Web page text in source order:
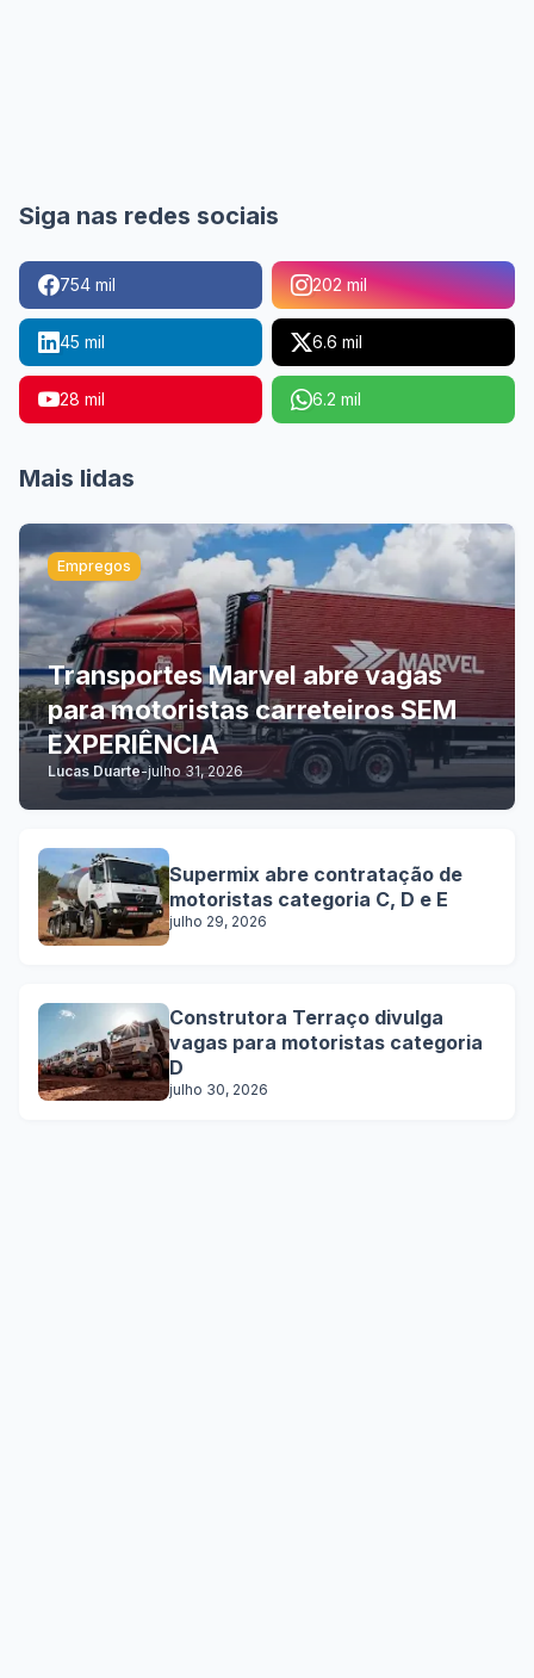
Siga nas redes sociais
754 mil 202 mil
45 mil 6.6 mil
28 mil 6.2 mil
Mais lidas
Empregos
Transportes Marvel abre vagas
para motoristas carreteiros SEM
EXPERIÊNCIA
Lucas Duarte-julho 31, 2026
Supermix abre contratação de
motoristas categoria C, D e E
julho 29, 2026
Construtora Terraço divulga
vagas para motoristas categoria
D
julho 30, 2026